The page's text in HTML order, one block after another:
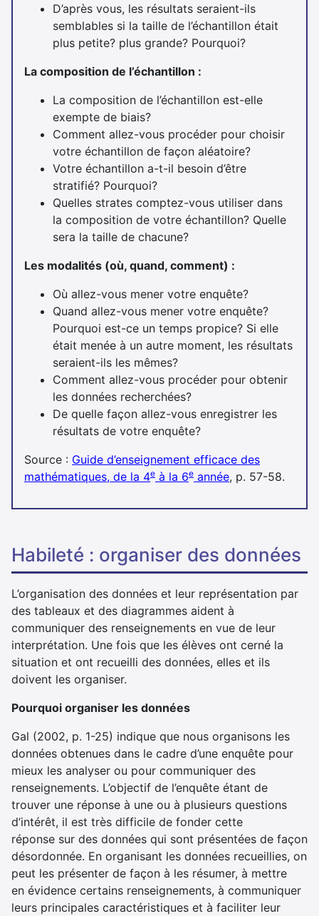
D’après vous, les résultats seraient-ils
semblables si la taille de l’échantillon était
plus petite? plus grande? Pourquoi?
La composition de l’échantillon :
La composition de l’échantillon est-elle
exempte de biais?
Comment allez-vous procéder pour choisir
votre échantillon de façon aléatoire?
Votre échantillon a-t-il besoin d’être
stratifié? Pourquoi?
Quelles strates comptez-vous utiliser dans
la composition de votre échantillon? Quelle
sera la taille de chacune?
Les modalités (où, quand, comment) :
Où allez-vous mener votre enquête?
Quand allez-vous mener votre enquête?
Pourquoi est-ce un temps propice? Si elle
était menée à un autre moment, les résultats
seraient-ils les mêmes?
Comment allez-vous procéder pour obtenir
les données recherchées?
De quelle façon allez-vous enregistrer les
résultats de votre enquête?
Source : Guide d’enseignement efficace des
mathématiques, de la 4e à la 6e année, p. 57-58.
habileté : organiser des données
L’organisation des données et leur représentation par
des tableaux et des diagrammes aident à
communiquer des renseignements en vue de leur
interprétation. Une fois que les élèves ont cerné la
situation et ont recueilli des données, elles et ils
doivent les organiser.
Pourquoi organiser les données
Gal (2002, p. 1-25) indique que nous organisons les
données obtenues dans le cadre d’une enquête pour
mieux les analyser ou pour communiquer des
renseignements. L’objectif de l’enquête étant de
trouver une réponse à une ou à plusieurs questions
d’intérêt, il est très difficile de fonder cette
réponse sur des données qui sont présentées de façon
désordonnée. En organisant les données recueillies, on
peut les présenter de façon à les résumer, à mettre
en évidence certains renseignements, à communiquer
leurs principales caractéristiques et à faciliter leur